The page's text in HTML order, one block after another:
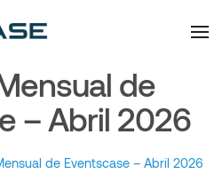
de
– Abril 2026
de Eventscase – Abril 2026